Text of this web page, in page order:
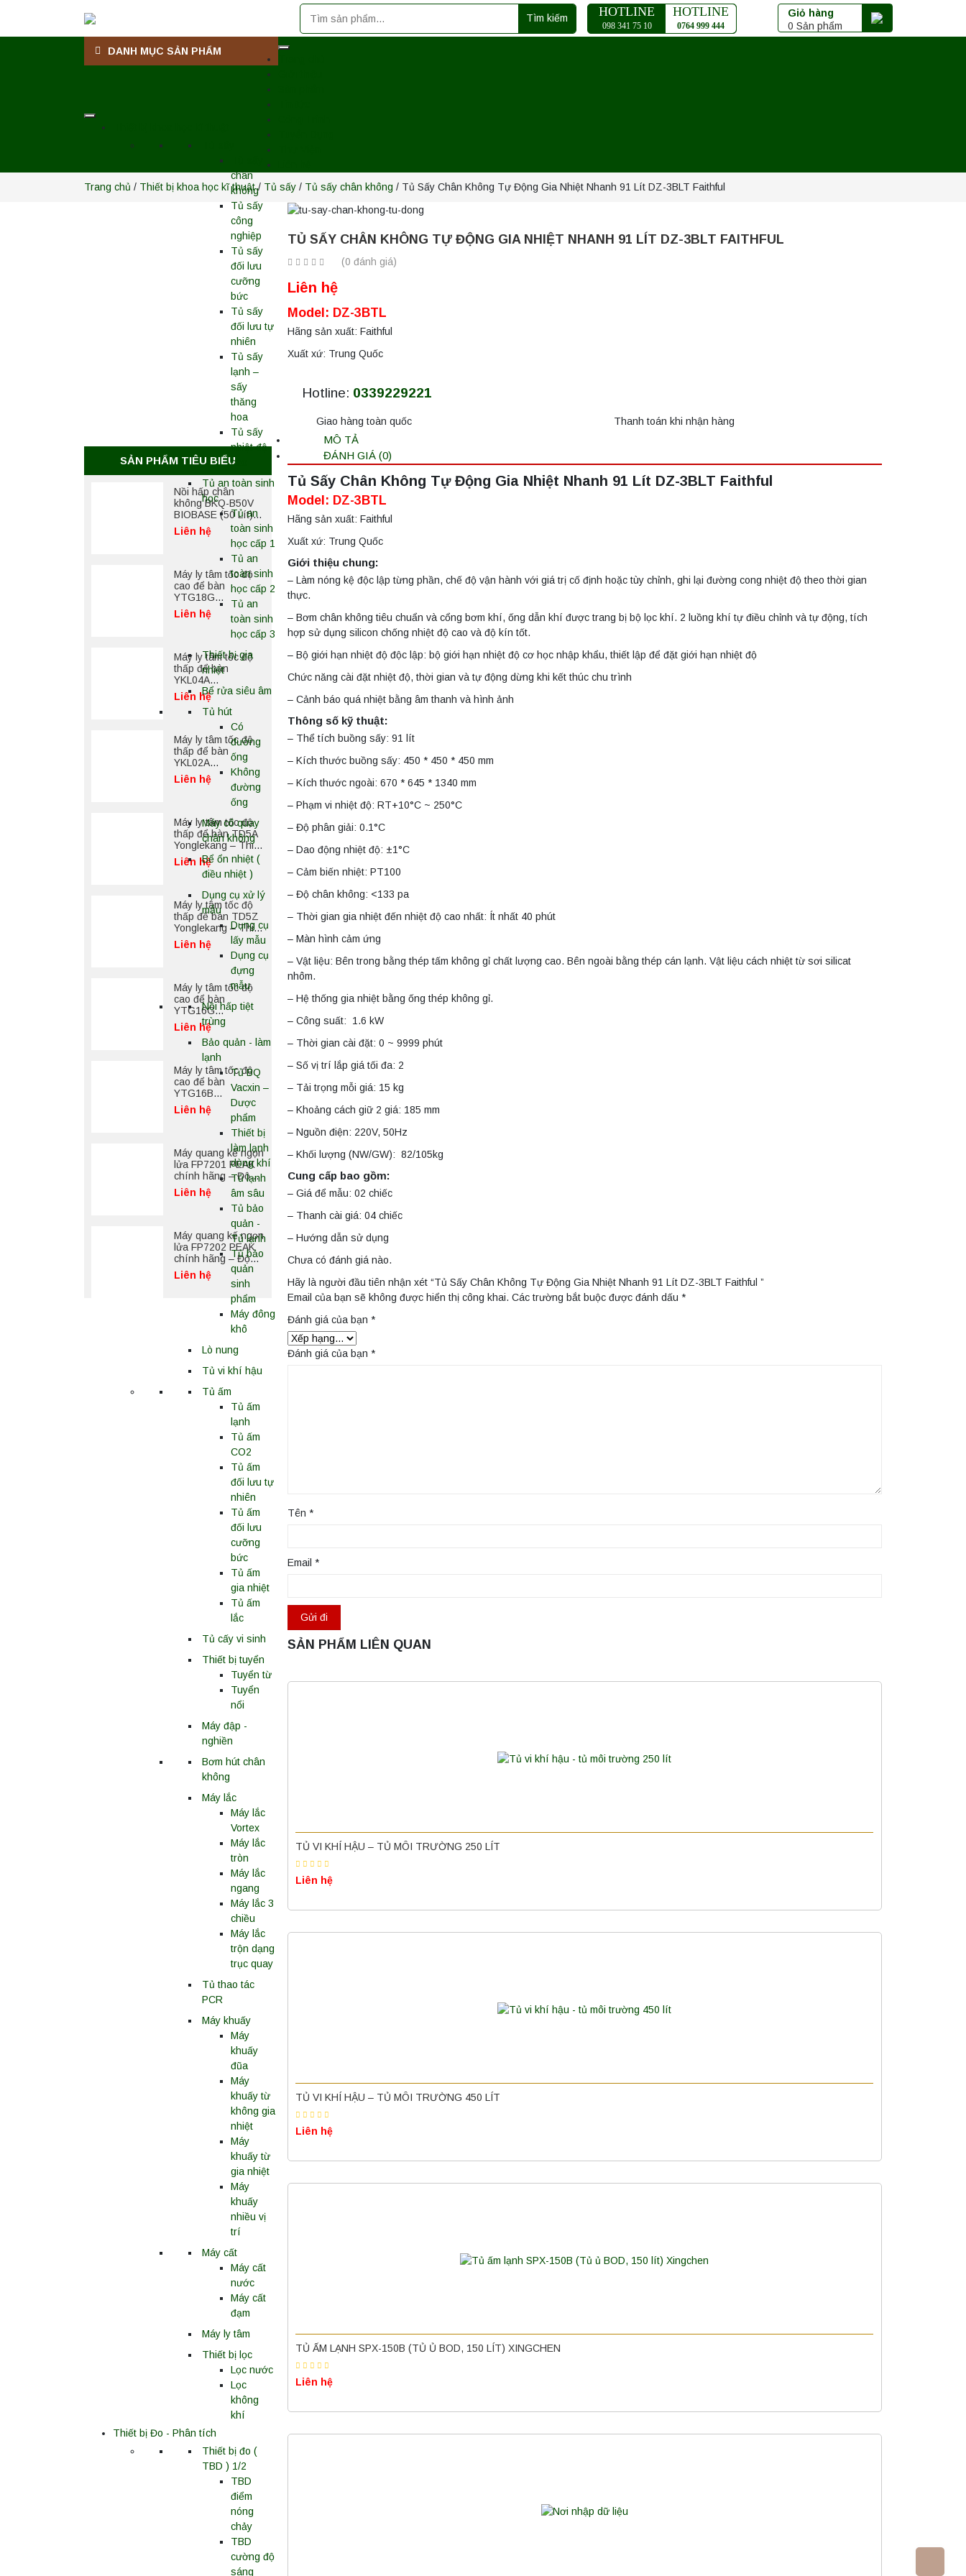
Giỏ hàng
0 Sản phẩm
Tìm kiếm HOTLINE
098 341 75 10
HOTLINE
0764 999 444
DANH MỤC SẢN PHẨM
chân
không
Tủ sấy
công
nghiệp
Tủ sấy
đối lưu
cưỡng
bức
Tủ sấy
đối lưu tự
nhiên
Tủ sấy
lạnh –
sấy
thăng
hoa
Tủ sấy
nhiệt độ
cao
Tủ an toàn sinh
học
Tủ an
toàn sinh
học cấp 1
Tủ an
toàn sinh
học cấp 2
Tủ an
toàn sinh
học cấp 3
Thiết bị gia
nhiệt
Bể rửa siêu âm
Tủ hút
Có
đường
ống
Không
đường
ống
Máy cô quay
chân không
Bể ổn nhiệt (
điều nhiệt )
Dụng cụ xử lý
mẫu
Dụng cụ
lấy mẫu
Dụng cụ
đựng
mẫu
Nồi hấp tiệt
trùng
Bảo quản - làm
lạnh
Tủ BQ
Vacxin –
Dược
phẩm
Thiết bị
làm lạnh
dòng khí
Tủ lạnh
âm sâu
Tủ bảo
quản -
Tủ lạnh
Tủ bảo
quản
sinh
phẩm
Máy đông
khô
Lò nung
Tủ vi khí hậu
Tủ ấm
Tủ ấm
lạnh
Tủ ấm
CO2
Tủ ấm
đối lưu tự
nhiên
Tủ ấm
đối lưu
cưỡng
bức
Tủ ấm
gia nhiệt
Tủ ấm
lắc
Tủ cấy vi sinh
Thiết bị tuyển
Tuyển từ
Tuyển
nổi
Máy đập -
nghiền
Bơm hút chân
không
Máy lắc
Máy lắc
Vortex
Máy lắc
tròn
Máy lắc
ngang
Máy lắc 3
chiều
Máy lắc
trộn dạng
trục quay
Tủ thao tác
PCR
Máy khuấy
Máy
khuấy
đũa
Máy
khuấy từ
không gia
nhiệt
Máy
khuấy từ
gia nhiệt
Máy
khuấy
nhiều vị
trí
Máy cất
Máy cất
nước
Máy cất
đạm
Máy ly tâm
Thiết bị lọc
Lọc nước
Lọc
không
khí
Thiết bị Đo - Phân tích
Thiết bị đo (
TBD ) 1/2
TBD
điểm
nóng
chảy
TBD
cường độ
sáng
Trang chủ / Thiết bị khoa học kĩ thuật/ Tủ sấy / Tủ sấy chân không / Tủ Sấy Chân Không Tự Động Gia Nhiệt Nhanh 91 Lít DZ-3BLT Faithful
TỦ SẤY CHÂN KHÔNG TỰ ĐỘNG GIA NHIỆT NHANH 91 LÍT DZ-3BLT FAITHFUL
(0 đánh giá)
Liên hệ
Model: DZ-3BTL
Hãng sản xuất: Faithful
Xuất xứ: Trung Quốc
Hotline: 0339229221
Giao hàng toàn quốc Thanh toán khi nhận hàng
MÔ TẢ
ĐÁNH GIÁ (0)
Tủ Sấy Chân Không Tự Động Gia Nhiệt Nhanh 91 Lít DZ-3BLT Faithful
Model: DZ-3BTL
Hãng sản xuất: Faithful
Xuất xứ: Trung Quốc
Giới thiệu chung:
– Làm nóng kệ độc lập từng phần, chế độ vận hành với giá trị cố định hoặc tùy chỉnh, ghi lại đường cong nhiệt độ theo thời gian
thực.
– Bơm chân không tiêu chuẩn và cổng bơm khí, ống dẫn khí được trang bị bộ lọc khí. 2 luồng khí tự điều chỉnh và tự động, tích
hợp sử dụng silicon chống nhiệt độ cao và độ kín tốt.
– Bộ giới hạn nhiệt độ độc lập: bộ giới hạn nhiệt độ cơ học nhập khẩu, thiết lập để đặt giới hạn nhiệt độ
Chức năng cài đặt nhiệt độ, thời gian và tự động dừng khi kết thúc chu trình
– Cảnh báo quá nhiệt bằng âm thanh và hình ảnh
Thông số kỹ thuật:
– Thể tích buồng sấy: 91 lít
– Kích thước buồng sấy: 450 * 450 * 450 mm
– Kích thước ngoài: 670 * 645 * 1340 mm
– Phạm vi nhiệt độ: RT+10°C ~ 250°C
– Độ phân giải: 0.1°C
– Dao động nhiệt độ: ±1°C
– Cảm biến nhiệt: PT100
– Độ chân không: <133 pa
– Thời gian gia nhiệt đến nhiệt độ cao nhất: Ít nhất 40 phút
– Màn hình cảm ứng
– Vật liệu: Bên trong bằng thép tấm không gỉ chất lượng cao. Bên ngoài bằng thép cán lạnh. Vật liệu cách nhiệt từ sơi silicat
nhôm.
– Hệ thống gia nhiệt bằng ống thép không gỉ.
– Công suất: 1.6 kW
– Thời gian cài đặt: 0 ~ 9999 phút
– Số vị trí lắp giá tối đa: 2
– Tải trọng mỗi giá: 15 kg
– Khoảng cách giữ 2 giá: 185 mm
– Nguồn điện: 220V, 50Hz
– Khối lượng (NW/GW): 82/105kg
Cung cấp bao gồm:
– Giá để mẫu: 02 chiếc
– Thanh cài giá: 04 chiếc
– Hướng dẫn sử dụng
Chưa có đánh giá nào.
Hãy là người đầu tiên nhận xét “Tủ Sấy Chân Không Tự Động Gia Nhiệt Nhanh 91 Lít DZ-3BLT Faithful ”
Email của bạn sẽ không được hiển thị công khai. Các trường bắt buộc được đánh dấu*
Đánh giá của bạn*
Đánh giá của bạn*
Tên*
Email*
SẢN PHẨM LIÊN QUAN
TỦ VI KHÍ HẬU – TỦ MÔI TRƯỜNG 250 LÍT
Liên hệ
TỦ VI KHÍ HẬU – TỦ MÔI TRƯỜNG 450 LÍT
Liên hệ
TỦ ẤM LẠNH SPX-150B (TỦ Ủ BOD, 150 LÍT) XINGCHEN
Liên hệ
SẢN PHẨM TIÊU BIỂU
Nồi hấp chân
không BKQ-B50V
BIOBASE (50 Lít) –
Giải pháp tiệt trùng
hiệu quả
Liên hệ
Máy ly tâm tốc độ
cao để bàn
YTG18G
Yonglekang – Thiết
bị ly tâm phòng thí
Liên hệ
Máy ly tâm tốc độ
thấp để bàn
YKL04A
Yonglekang – Máy
ly tâm phòng thí
nghiệm
Liên hệ
Máy ly tâm tốc độ
thấp để bàn
YKL02A
Yonglekang – Máy
ly tâm phòng thí
Liên hệ
Máy ly tâm tốc độ
thấp để bàn TD5A
Yonglekang – Thiết
bị ly tâm phòng thí
nghiệm
Liên hệ
Máy ly tâm tốc độ
thấp để bàn TD5Z
Yonglekang – Thiết
bị ly tâm phòng thí
nghiệm
Liên hệ
Máy ly tâm tốc độ
cao để bàn
YTG16G
Yonglekang – Thiết
bị ly tâm phòng thí
nghiệm
Liên hệ
Máy ly tâm tốc độ
cao để bàn
YTG16B
Yonglekang – Thiết
bị ly tâm phòng thí
Liên hệ
Máy quang kế ngọn
lửa FP7201 PEAK
chính hãng – Độ
chính xác cao, vận
hành ổn định
Liên hệ
Máy quang kế ngọn
lửa FP7202 PEAK
chính hãng – Độ
chính xác cao, vận
hành ổn định
Liên hệ